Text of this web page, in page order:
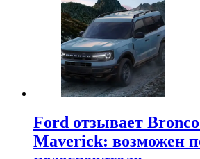
Ford отзывает
Maverick: возможен